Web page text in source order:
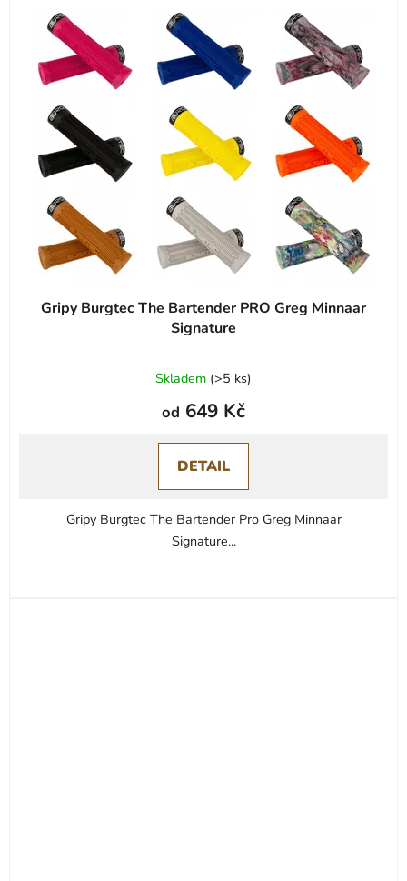
Gripy Burgtec The Bartender PRO Greg Minnaar
Signature
hodnocení
produktu
0,0
z
hvězdiček.
Skladem (>5 ks)
od 649 Kč
DETAIL
Gripy Burgtec The Bartender Pro Greg Minnaar
Signature...